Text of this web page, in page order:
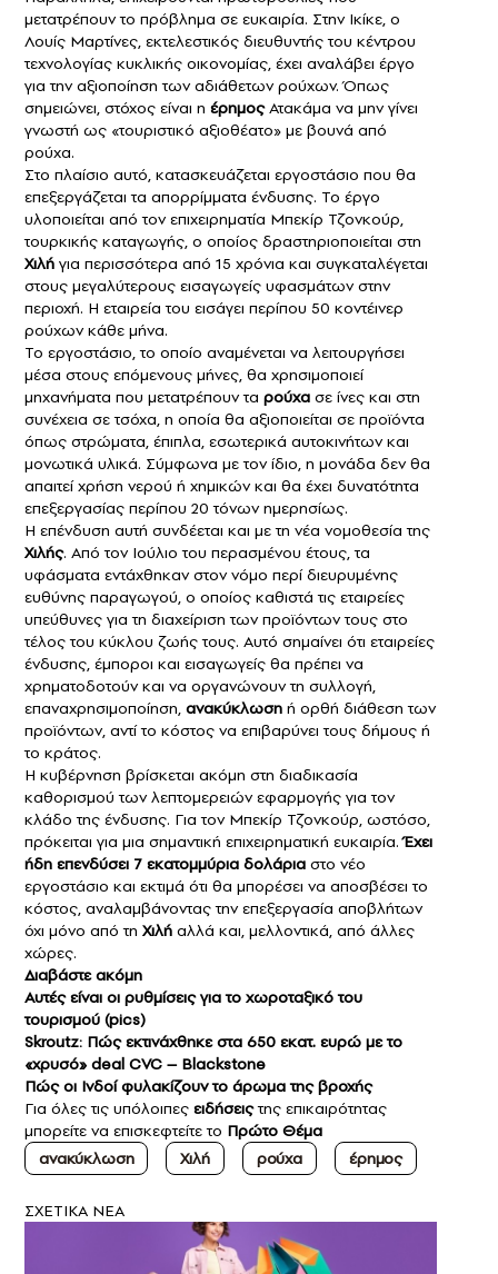
μετατρέπουν το πρόβλημα σε ευκαιρία. Στην Ικίκε, ο
Λουίς Μαρτίνες, εκτελεστικός διευθυντής του κέντρου
τεχνολογίας κυκλικής οικονομίας, έχει αναλάβει έργο
για την αξιοποίηση των αδιάθετων ρούχων. Όπως
σημειώνει, στόχος είναι η έρημοςΑτακάμα να μην γίνει
γνωστή ως «τουριστικό αξιοθέατο» με βουνά από
ρούχα.
Στο πλαίσιο αυτό, κατασκευάζεται εργοστάσιο που θα
επεξεργάζεται τα απορρίμματα ένδυσης. Το έργο
υλοποιείται από τον επιχειρηματία Μπεκίρ Τζονκούρ,
τουρκικής καταγωγής, ο οποίος δραστηριοποιείται στη
Χιλή για περισσότερα από 15 χρόνια και συγκαταλέγεται
στους μεγαλύτερους εισαγωγείς υφασμάτων στην
περιοχή. Η εταιρεία του εισάγει περίπου 50 κοντέινερ
ρούχων κάθε μήνα.
Το εργοστάσιο, το οποίο αναμένεται να λειτουργήσει
μέσα στους επόμενους μήνες, θα χρησιμοποιεί
μηχανήματα που μετατρέπουν τα ρούχα σε ίνες και στη
συνέχεια σε τσόχα, η οποία θα αξιοποιείται σε προϊόντα
όπως στρώματα, έπιπλα, εσωτερικά αυτοκινήτων και
μονωτικά υλικά. Σύμφωνα με τον ίδιο, η μονάδα δεν θα
απαιτεί χρήση νερού ή χημικών και θα έχει δυνατότητα
επεξεργασίας περίπου 20 τόνων ημερησίως.
Η επένδυση αυτή συνδέεται και με τη νέα νομοθεσία της
Χιλής. Από τον Ιούλιο του περασμένου έτους, τα
υφάσματα εντάχθηκαν στον νόμο περί διευρυμένης
ευθύνης παραγωγού, ο οποίος καθιστά τις εταιρείες
υπεύθυνες για τη διαχείριση των προϊόντων τους στο
τέλος του κύκλου ζωής τους. Αυτό σημαίνει ότι εταιρείες
ένδυσης, έμποροι και εισαγωγείς θα πρέπει να
χρηματοδοτούν και να οργανώνουν τη συλλογή,
επαναχρησιμοποίηση, ανακύκλωση ή ορθή διάθεση των
προϊόντων, αντί το κόστος να επιβαρύνει τους δήμους ή
το κράτος.
Η κυβέρνηση βρίσκεται ακόμη στη διαδικασία
καθορισμού των λεπτομερειών εφαρμογής για τον
κλάδο της ένδυσης. Για τον Μπεκίρ Τζονκούρ, ωστόσο,
πρόκειται για μια σημαντική επιχειρηματική ευκαιρία.Έχει
ήδη επενδύσει 7 εκατομμύρια δολάρια στο νέο
εργοστάσιο και εκτιμά ότι θα μπορέσει να αποσβέσει το
κόστος, αναλαμβάνοντας την επεξεργασία αποβλήτων
όχι μόνο από τη Χιλή αλλά και, μελλοντικά, από άλλες
χώρες.
Διαβάστε ακόμη
Αυτές είναι οι ρυθμίσεις για το χωροταξικό του
τουρισμού (pics)
Skroutz: Πώς εκτινάχθηκε στα 650 εκατ. ευρώ με το
«χρυσό» deal CVC – Blackstone
Πώς οι Ινδοί φυλακίζουν το άρωμα της βροχής
Για όλες τις υπόλοιπες ειδήσειςτης επικαιρότητας
μπορείτε να επισκεφτείτε το Πρώτο Θέμα
ανακύκλωση
Χιλή ρούχα έρημος
ΣXETIKA NEA